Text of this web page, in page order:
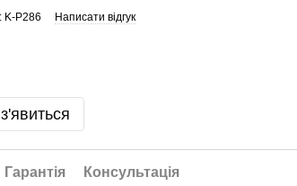
K-P286 Написати відгук
Гарантія Консультація